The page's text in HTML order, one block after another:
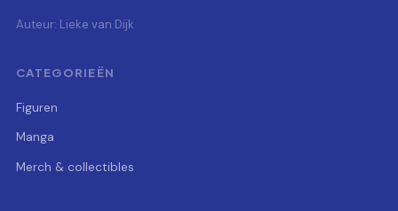
Auteur: Lieke van Dijk
CATEGORIEËN
Figuren
Manga
Merch & collectibles